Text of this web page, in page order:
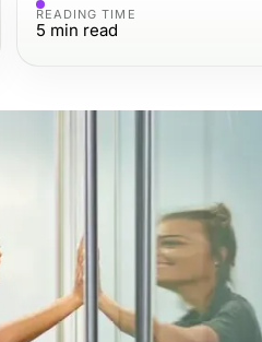
READING TIME
5 min read